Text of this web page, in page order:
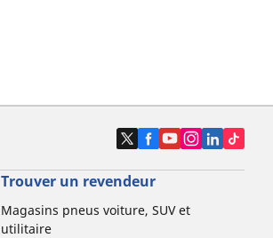
Trouver un revendeur
Magasins pneus voiture, SUV et
utilitaire